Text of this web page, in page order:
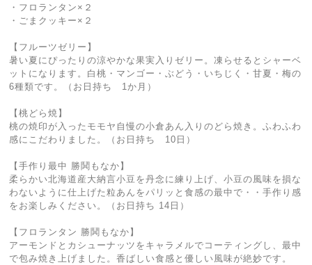
・フロランタン×２
・ごまクッキー×２
【フルーツゼリー】
暑い夏にぴったりの涼やかな果実入りゼリー。凍らせるとシャーベ
ットになります。白桃・マンゴー・ぶどう・いちじく・甘夏・梅の
6種類です。（お日持ち 1か月）
【桃どら焼】
桃の焼印が入ったモモヤ自慢の小倉あん入りのどら焼き。ふわふわ
感にこだわりました。（お日持ち 10日）
【手作り最中 勝鬨もなか】
柔らかい北海道産大納言小豆を丹念に練り上げ、小豆の風味を損な
わないように仕上げた粒あんをパリッと食感の最中で・・手作り感
をお楽しみください。（お日持ち 14日）
【フロランタン 勝鬨もなか】
アーモンドとカシューナッツをキャラメルでコーティングし、最中
で包み焼き上げました。香ばしい食感と優しい風味が絶妙です。